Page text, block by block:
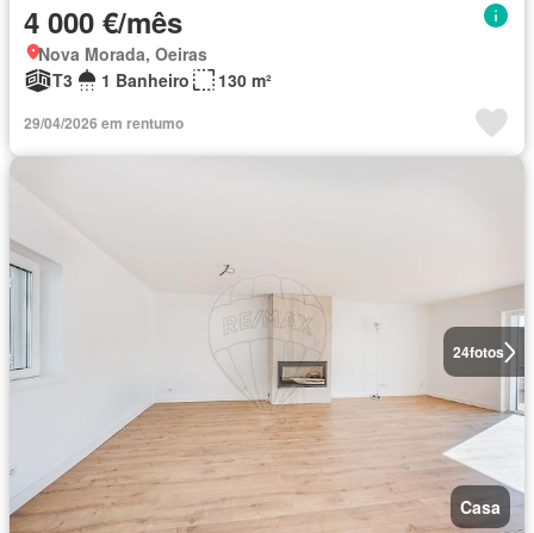
4 000 €/mês
Nova Morada, Oeiras
T3
1 Banheiro 130 m²
29/04/2026 em rentumo
24fotos
Casa